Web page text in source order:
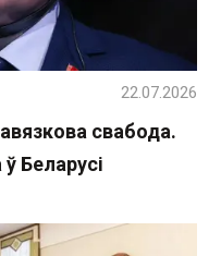
свабода.
Беларусі
22.07.2026